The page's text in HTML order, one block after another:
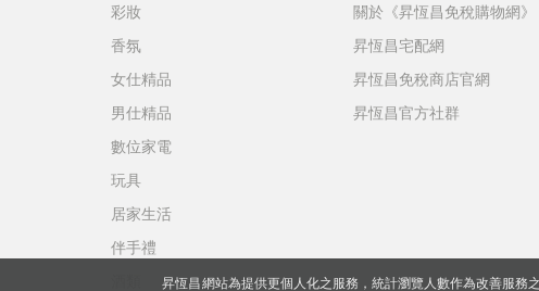
昇恆昌網站為提供更個人化之服務，統計瀏覽人數作為改善服
彩妝
香氛
女仕精品
男仕精品
數位家電
玩具
居家生活
伴手禮
關於《昇恆昌免稅購物網》
昇恆昌宅配網
昇恆昌免稅商店官網
昇恆昌官方社群